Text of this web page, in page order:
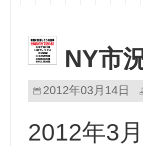
NY市
2012年03月14日
2012年3